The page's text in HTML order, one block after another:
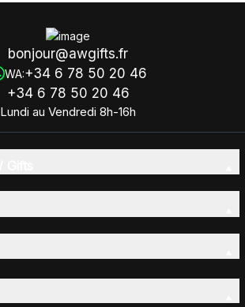
bonjour@awgifts.fr
WA:+34 6 78 50 20 46
+34 6 78 50 20 46
Lundi au Vendredi 8h-16h